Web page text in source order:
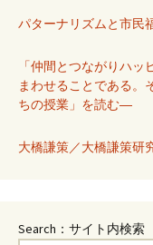
パターナリズムと市民
「仲間とつながりハ
まわせることである
ちの授業」を読む―
大橋謙策／大橋謙策
Search：サイト内検索